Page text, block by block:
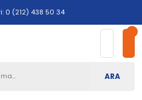
0 (212) 438 50 34
ARA